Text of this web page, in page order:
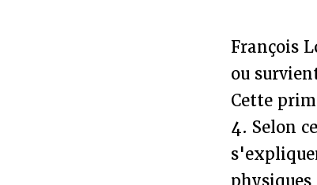
François
ou
Cette
4. Selon